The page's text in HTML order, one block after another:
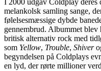
melankolsk samling sange,
følelsesmæssige dybde
gennembrud. Albummet
britisk alternativ rock med
som Yellow, Trouble, Shiver
begyndelsen på Coldplays
en lyd, der rørte millioner